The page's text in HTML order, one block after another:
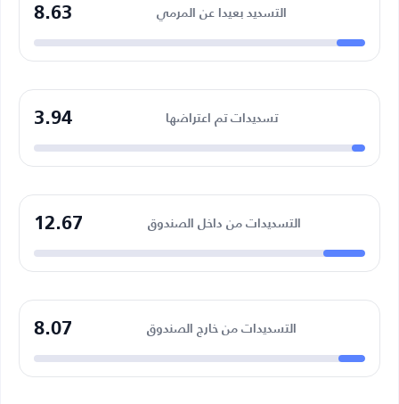
التسديد بعيدا عن المرمي 8.63
تسديدات تم اعتراضها 3.94
التسديدات من داخل الصندوق 12.67
التسديدات من خارج الصندوق 8.07